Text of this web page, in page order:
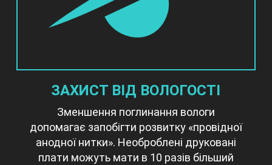
ЗАХИСТ ВІД ВОЛОГОСТІ
Зменшення поглинання вологи
допомагає запобігти розвитку «провідної
анодної нитки». Необроблені друковані
плати можуть мати в 10 разів більший